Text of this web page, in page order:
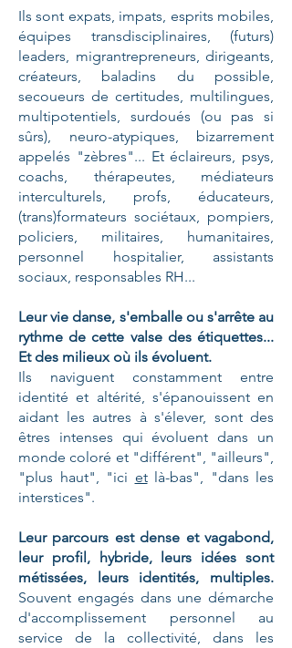
Ils sont expats, impats, esprits mobiles,
équipes transdisciplinaires, (futurs)
leaders, migrantrepreneurs, dirigeants,
créateurs, baladins du possible,
secoueurs de certitudes, multilingues,
multipotentiels, surdoués (ou pas si
sûrs), neuro-atypiques, bizarrement
appelés "zèbres"... Et éclaireurs, psys,
coachs, thérapeutes, médiateurs
interculturels, profs, éducateurs,
(trans)formateurs sociétaux, pompiers,
policiers, militaires, humanitaires,
personnel hospitalier, assistants
sociaux, responsables RH...
Leur vie danse, s'emballe ou s'arrête au
rythme de cette valse des étiquettes...
Et des milieux où ils évoluent.
Ils naviguent constamment entre
identité et altérité, s'épanouissent en
aidant les autres à s'élever, sont des
êtres intenses qui évoluent dans un
monde coloré et "différent", "ailleurs",
"plus haut", "ici etlà-bas", "dans les
interstices".
Leur parcours est dense et vagabond,
leur profil, hybride, leurs idées sont
métissées, leurs identités, multiples.
Souvent engagés dans une démarche
d'accomplissement personnel au
service de la collectivité, dans les